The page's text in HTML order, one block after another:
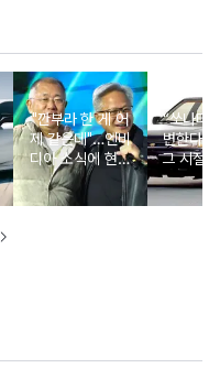
"깐부라 한 게 어
제 같은데"…엔비
디아 소식에 현대
차 '초위기 상황'
“쏘나타
변한다
그 시절
고 소식
오너들